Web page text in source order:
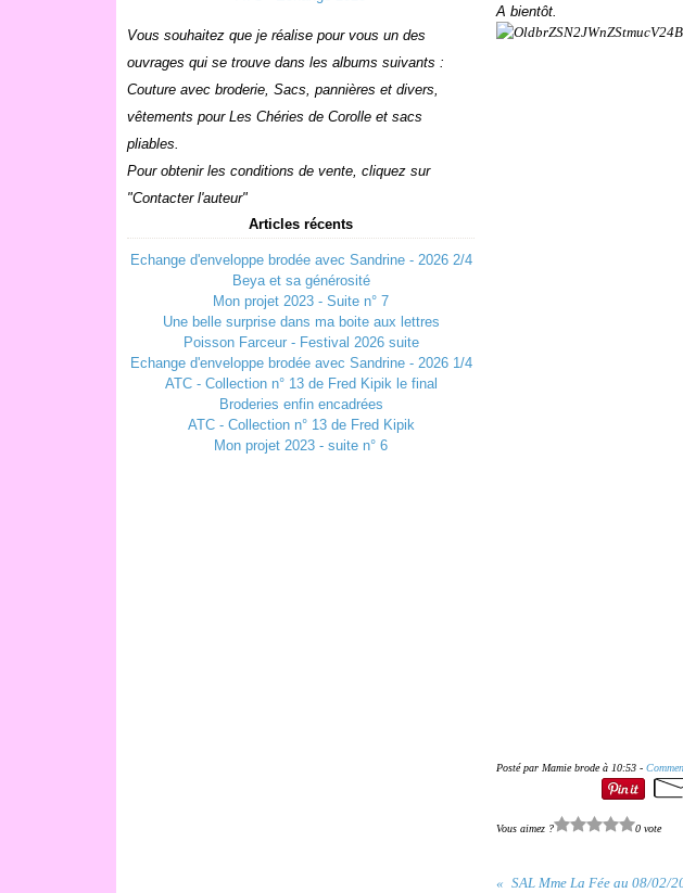
Vous souhaitez que je réalise pour vous un des
ouvrages qui se trouve dans les albums suivants :
Couture avec broderie, Sacs, pannières et divers,
vêtements pour Les Chéries de Corolle et sacs
pliables.
Pour obtenir les conditions de vente, cliquez sur
"Contacter l'auteur"
Articles récents
Echange d'enveloppe brodée avec Sandrine - 2026 2/4
Beya et sa générosité
Mon projet 2023 - Suite n° 7
Une belle surprise dans ma boite aux lettres
Poisson Farceur - Festival 2026 suite
Echange d'enveloppe brodée avec Sandrine - 2026 1/4
ATC - Collection n° 13 de Fred Kipik le final
Broderies enfin encadrées
ATC - Collection n° 13 de Fred Kipik
Mon projet 2023 - suite n° 6
A bientôt.
Posté par Mamie brode à 10:53 -
Vous aimez ? 0 vote
SAL Mme La Fée au 08/02/